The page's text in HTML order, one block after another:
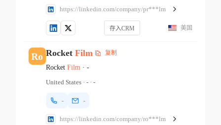
https://linkedin.com/company/pr***lm
存入CRM 美国
Ro Rocket Film 复制
Rocket Film· -
United States· -· -
- -
https://linkedin.com/company/ro***lm